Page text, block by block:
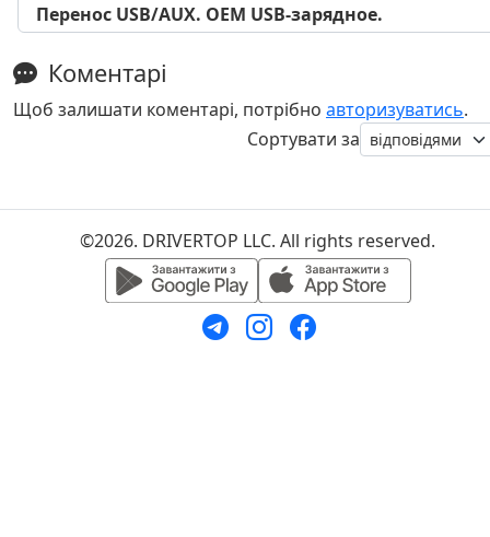
Перенос USB/AUX. OEM USB-зарядное.
Коментарі
Щоб залишати коментарі, потрібно авторизуватись.
Сортувати за
©2026. DRIVERTOP LLC. All rights reserved.